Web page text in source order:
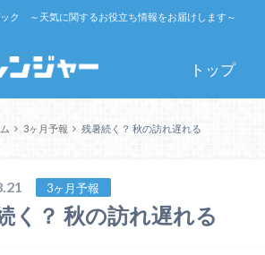
ク ～天気に関するお役立ち情報をお届けします～
トップ
3ヶ月予報 残暑続く？ 秋の訪れ遅れる
3ヶ月予報
く？ 秋の訪れ遅れる